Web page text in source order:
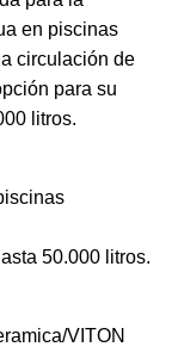
en piscinas
circulación de
para su
litros.
50.000 litros.
VITON